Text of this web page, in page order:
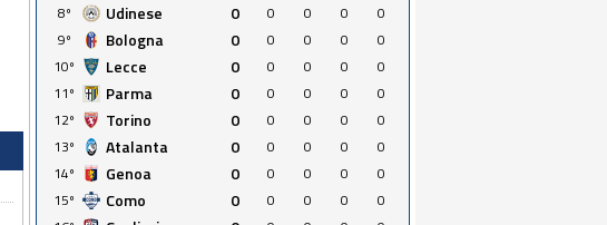
8º
Udinese 0 0 0 0
0
9º
Bologna 0 0 0 0
0
10º
Lecce 0 0 0 0
0
11º
Parma 0 0 0 0
0
12º
Torino 0 0 0 0
0
13º
Atalanta 0 0 0 0
0
14º
Genoa 0 0 0 0
0
15º
Como 0 0 0 0
0